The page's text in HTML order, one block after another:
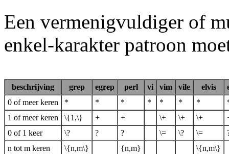
Een vermenigvuldiger of
enkel-karakter patroon
beschrijving grep egrep perl vi vim vile elvis
0 of meer keren
* * * * * * *
1 of meer keren
\{1,\} + + \+ \+ \+
0 of 1 keer
\? ? ? \= \? \=
n tot m keren
\{n,m\} {n,m} \{n,m\}